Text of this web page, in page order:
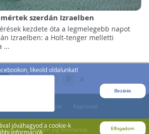
likeold oldalunkat!
Bezárás
jóváhagyod a cookie-k
információk Elfogadom
szerdán Izraelben
kezdete óta a legmelegebb napot
Izraelben: a Holt-tenger melletti
...
... 8 »